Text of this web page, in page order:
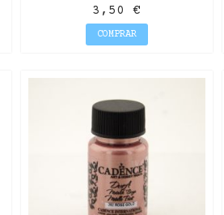
CLARO
3,50 €
COMPRAR